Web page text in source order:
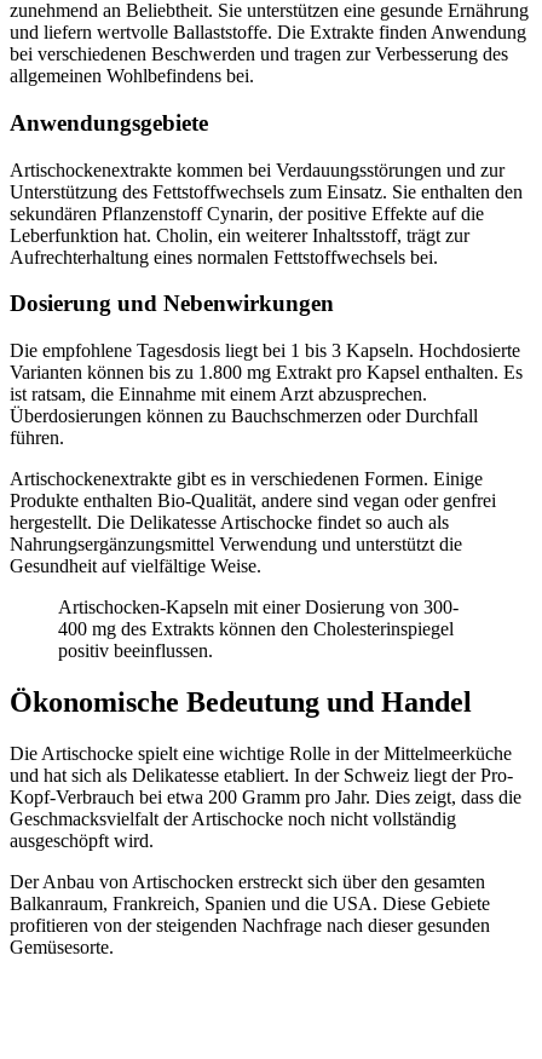
zunehmend an Beliebtheit. Sie unterstützen eine gesunde Ernährung
und liefern wertvolle Ballaststoffe. Die Extrakte finden Anwendung
bei verschiedenen Beschwerden und tragen zur Verbesserung des
allgemeinen Wohlbefindens bei.
Anwendungsgebiete
Artischockenextrakte kommen bei Verdauungsstörungen und zur
Unterstützung des Fettstoffwechsels zum Einsatz. Sie enthalten den
sekundären Pflanzenstoff Cynarin, der positive Effekte auf die
Leberfunktion hat. Cholin, ein weiterer Inhaltsstoff, trägt zur
Aufrechterhaltung eines normalen Fettstoffwechsels bei.
Dosierung und Nebenwirkungen
Die empfohlene Tagesdosis liegt bei 1 bis 3 Kapseln. Hochdosierte
Varianten können bis zu 1.800 mg Extrakt pro Kapsel enthalten. Es
ist ratsam, die Einnahme mit einem Arzt abzusprechen.
Überdosierungen können zu Bauchschmerzen oder Durchfall
führen.
Artischockenextrakte gibt es in verschiedenen Formen. Einige
Produkte enthalten Bio-Qualität, andere sind vegan oder genfrei
hergestellt. Die Delikatesse Artischocke findet so auch als
Nahrungsergänzungsmittel Verwendung und unterstützt die
Gesundheit auf vielfältige Weise.
Artischocken-Kapseln mit einer Dosierung von 300-
400 mg des Extrakts können den Cholesterinspiegel
positiv beeinflussen.
Ökonomische Bedeutung und Handel
Die Artischocke spielt eine wichtige Rolle in der Mittelmeerküche
und hat sich als Delikatesse etabliert. In der Schweiz liegt der Pro-
Kopf-Verbrauch bei etwa 200 Gramm pro Jahr. Dies zeigt, dass die
Geschmacksvielfalt der Artischocke noch nicht vollständig
ausgeschöpft wird.
Der Anbau von Artischocken erstreckt sich über den gesamten
Balkanraum, Frankreich, Spanien und die USA. Diese Gebiete
profitieren von der steigenden Nachfrage nach dieser gesunden
Gemüsesorte.